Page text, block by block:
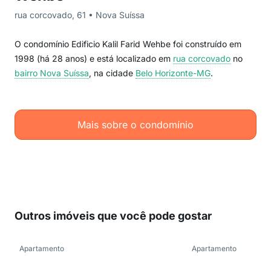
rua corcovado, 61 • Nova Suíssa
O condomínio Edificio Kalil Farid Wehbe foi construído em
1998 (há 28 anos) e está localizado em rua corcovado no
bairro Nova Suíssa, na cidade Belo Horizonte-MG.
Mais sobre o condomínio
Outros imóveis que você pode gostar
Apartamento Apartamento